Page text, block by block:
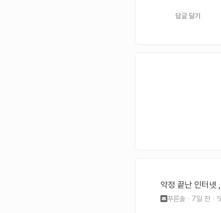
답글 달기
약정 끝난 인터넷
푸른솔 7일 전